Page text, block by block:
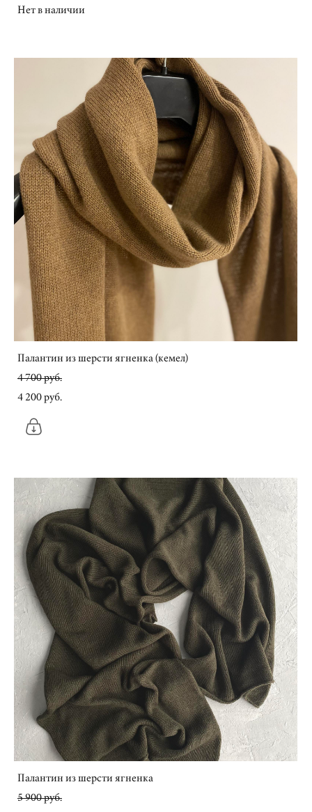
Нет в наличии
Палантин из шерсти ягненка (кемел)
4 700 pуб.
4 200 pуб.
Палантин из шерсти ягненка
5 900 pуб.